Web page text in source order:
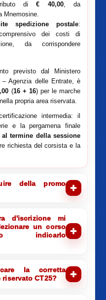
di€ 40,00, da
Mnemosine.
spedizione postale:
dei costi di
da corrispondere
previsto dal Ministero
– Agenzia delle Entrate, è
(16 + 16) per le marche
propria area riservata.
intermedia: il
e la pergamena finale
termine della sessione
richiesta del corsista e la
della promo
d'iscrizione mi
un corso
indicarlo
la corretta
CT25?